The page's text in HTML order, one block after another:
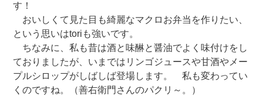
す！
おいしくて見た目も綺麗なマクロお弁当を作りたい、
という思いはtoriも強いです。
ちなみに、私も昔は酒と味醂と醤油でよく味付けをし
ておりましたが、いまではリンゴジュースや甘酒やメー
プルシロップがしばしば登場します。 私も変わってい
くのですね。（善右衛門さんのパクリ～。）